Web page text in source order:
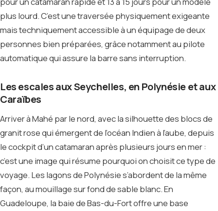
plus lourd. C’est une traversée physiquement exigeante
mais techniquement accessible à un équipage de deux
personnes bien préparées, grâce notamment au pilote
automatique qui assure la barre sans interruption.
Les escales aux Seychelles, en Polynésie et aux
Caraïbes
Arriver à Mahé par le nord, avec la silhouette des blocs de
granit rose qui émergent de l’océan Indien à l’aube, depuis
le cockpit d’un catamaran après plusieurs jours en mer :
c’est une image qui résume pourquoi on choisit ce type de
voyage. Les lagons de Polynésie s’abordent de la même
façon, au mouillage sur fond de sable blanc. En
Guadeloupe, la baie de Bas-du-Fort offre une base